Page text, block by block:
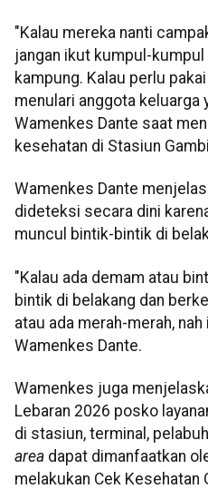
"Kalau mereka nanti
jangan ikut kumpul-
kampung. Kalau perlu
menulari anggota keluarga
Wamenkes Dante saat
kesehatan di Stasiun
Wamenkes Dante
dideteksi secara dini
muncul bintik-bintik di
"Kalau ada demam atau
bintik di belakang dan
atau ada merah-merah,
Wamenkes Dante.
Wamenkes juga
Lebaran 2026 posko
di stasiun, terminal,
area dapat dimanfaatkan
melakukan Cek Kesehatan